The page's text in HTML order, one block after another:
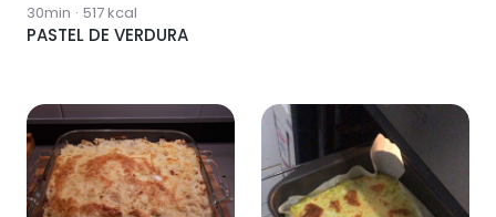
30min · 517kcal
PASTEL DE VERDURA